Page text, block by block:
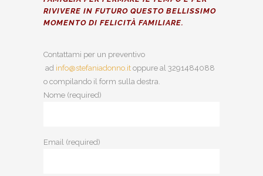
RIVIVERE IN FUTURO QUESTO BELLISSIMO
MOMENTO DI FELICITÀ FAMILIARE.
Contattami per un preventivo
ad info@stefaniadonno.it oppure al 3291484088
o compilando il form sulla destra.
Nome (required)
Email (required)